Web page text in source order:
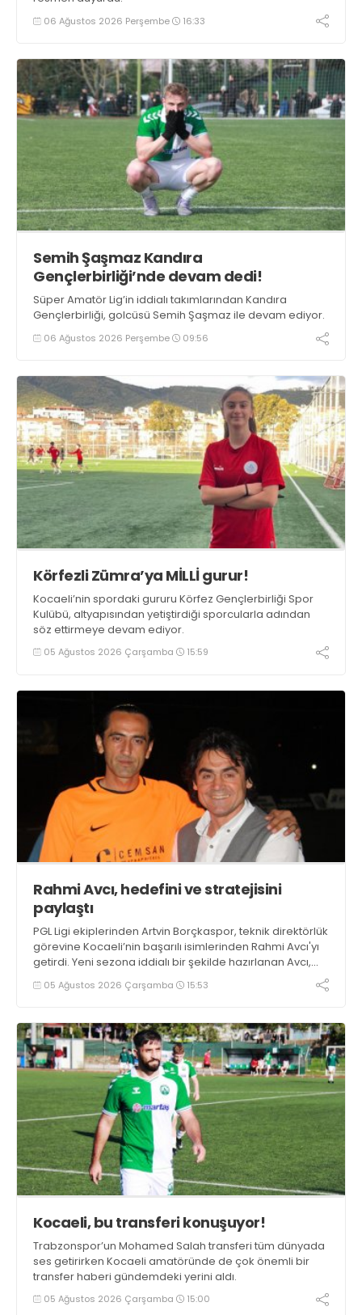
06 Ağustos 2026 Perşembe 16:33
Semih Şaşmaz Kandıra
Gençlerbirliği’nde devam dedi!
Süper Amatör Lig’in iddialı takımlarından Kandıra
Gençlerbirliği, golcüsü Semih Şaşmaz ile devam ediyor.
06 Ağustos 2026 Perşembe 09:56
Körfezli Zümra’ya MİLLİ gurur!
Kocaeli’nin spordaki gururu Körfez Gençlerbirliği Spor
Kulübü, altyapısından yetiştirdiği sporcularla adından
söz ettirmeye devam ediyor.
05 Ağustos 2026 Çarşamba 15:59
Rahmi Avcı, hedefini ve stratejisini
paylaştı
PGL Ligi ekiplerinden Artvin Borçkaspor, teknik direktörlük
görevine Kocaeli’nin başarılı isimlerinden Rahmi Avcı'yı
getirdi. Yeni sezona iddialı bir şekilde hazırlanan Avcı,
duygularını aktardı.
05 Ağustos 2026 Çarşamba 15:53
Kocaeli, bu transferi konuşuyor!
Trabzonspor’un Mohamed Salah transferi tüm dünyada
ses getirirken Kocaeli amatöründe de çok önemli bir
transfer haberi gündemdeki yerini aldı.
05 Ağustos 2026 Çarşamba 15:00